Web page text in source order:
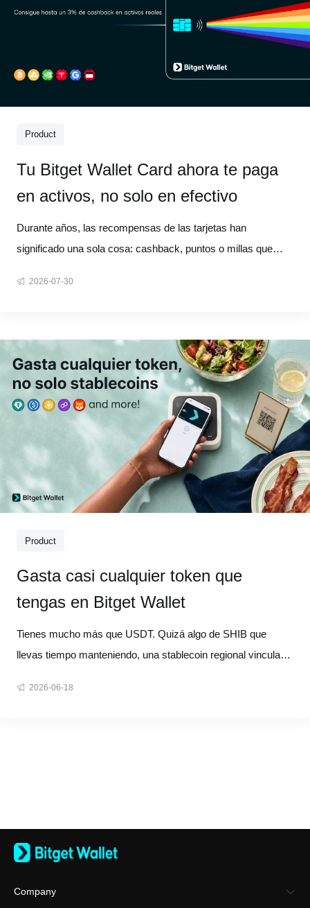
Product
Tu Bitget Wallet Card ahora te paga
en activos, no solo en efectivo
Durante años, las recompensas de las tarjetas han
significado una sola cosa: cashback, puntos o millas que
2026-07-30
Product
Gasta casi cualquier token que
tengas en Bitget Wallet
Tienes mucho más que USDT. Quizá algo de SHIB que
llevas tiempo manteniendo, una stablecoin regional vinculada
2026-06-18
Company